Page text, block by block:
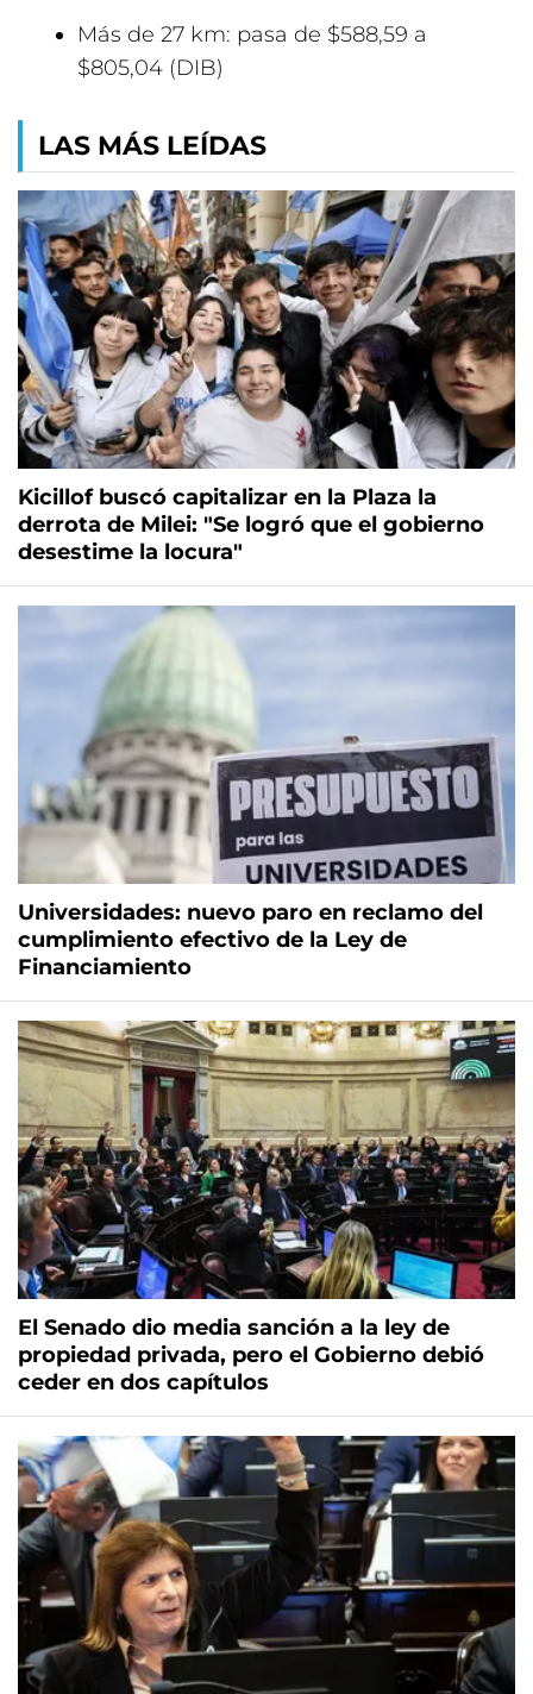
Más de 27 km: pasa de $588,59 a
$805,04 (DIB)
LAS MÁS LEÍDAS
Kicillof buscó capitalizar en la Plaza la
derrota de Milei: "Se logró que el gobierno
desestime la locura"
Universidades: nuevo paro en reclamo del
cumplimiento efectivo de la Ley de
Financiamiento
El Senado dio media sanción a la ley de
propiedad privada, pero el Gobierno debió
ceder en dos capítulos